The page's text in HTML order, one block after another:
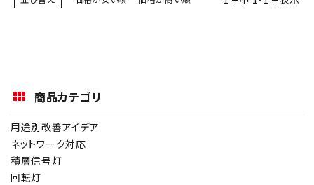
散光式警光灯
オプション
補修パーツ
商品カテゴリ
用途別改善アイデア
ネットワーク対応
積層信号灯
回転灯